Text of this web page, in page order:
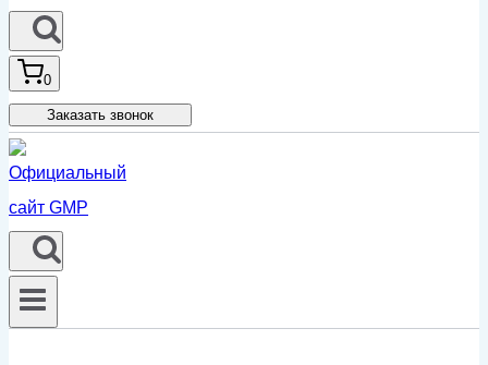
0
Заказать звонок